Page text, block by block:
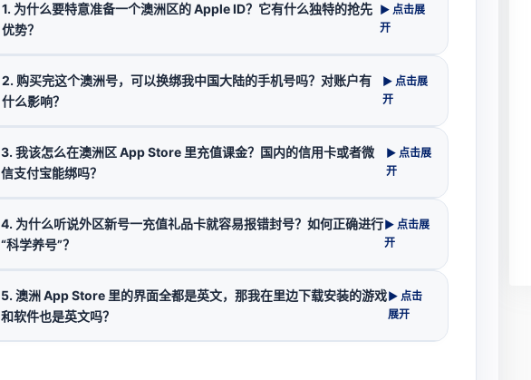
1. 为什么要特意准备一个澳洲区的 Apple ID？它有什么独特的抢先
优势？
▶ 点击展
开
2. 购买完这个澳洲号，可以换绑我中国大陆的手机号吗？对账户有
什么影响？
▶ 点击展
开
3. 我该怎么在澳洲区 App Store 里充值课金？国内的信用卡或者微
信支付宝能绑吗？
▶ 点击展
开
4. 为什么听说外区新号一充值礼品卡就容易报错封号？如何正确进行
“科学养号”？
▶ 点击展
开
5. 澳洲 App Store 里的界面全都是英文，那我在里边下载安装的游戏
和软件也是英文吗？
▶ 点击
展开